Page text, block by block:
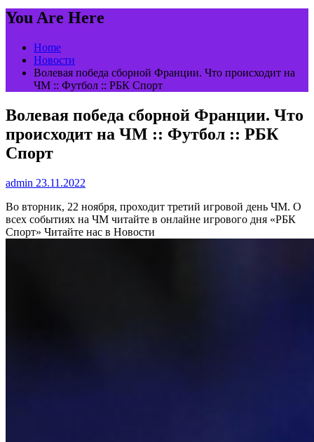
You Are Here
Home
Новости
Волевая победа сборной Франции. Что происходит на
ЧМ :: Футбол :: РБК Спорт
Волевая победа сборной Франции. Что
происходит на ЧМ :: Футбол :: РБК
Спорт
admin 23.11.2022
Во вторник, 22 ноября, проходит третий игровой день ЧМ. О
всех событиях на ЧМ читайте в онлайне игрового дня «РБК
Спорт» Читайте нас в Новости